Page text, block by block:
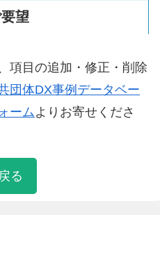
る
望
項目の追加・修正・削除
団体DX事例データベー
ーム よりお寄せくださ